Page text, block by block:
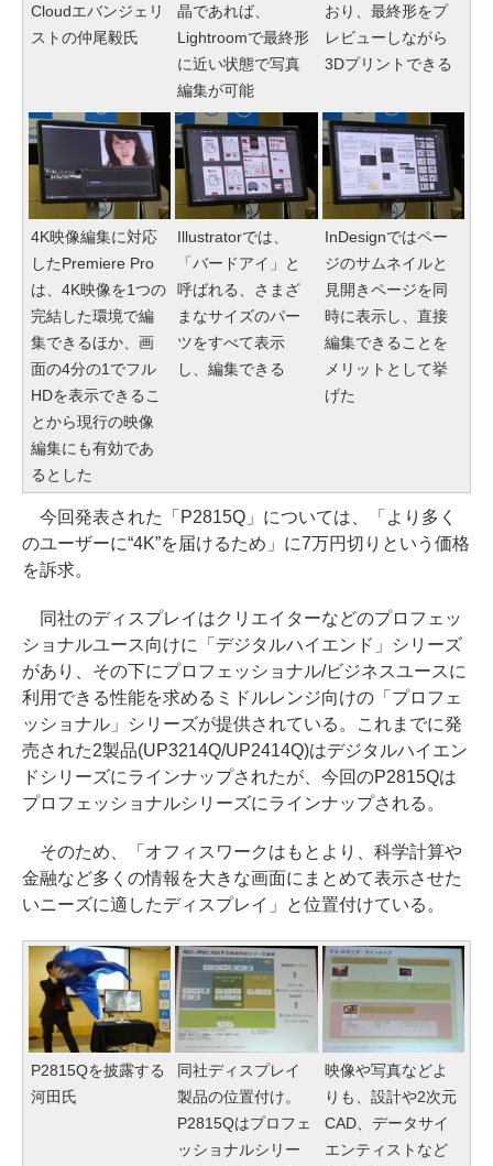
Cloudエバンジェリ
ストの仲尾毅氏
晶であれば、
Lightroomで最終形
に近い状態で写真
編集が可能
おり、最終形をプ
レビューしながら
3Dプリントできる
4K映像編集に対応
したPremiere Pro
は、4K映像を1つの
完結した環境で編
集できるほか、画
面の4分の1でフル
HDを表示できるこ
とから現行の映像
編集にも有効であ
るとした
Illustratorでは、
「バードアイ」と
呼ばれる、さまざ
まなサイズのパー
ツをすべて表示
し、編集できる
InDesignではペー
ジのサムネイルと
見開きページを同
時に表示し、直接
編集できることを
メリットとして挙
げた
今回発表された「P2815Q」については、「より多く
のユーザーに“4K”を届けるため」に7万円切りという価格
を訴求。
同社のディスプレイはクリエイターなどのプロフェッ
ショナルユース向けに「デジタルハイエンド」シリーズ
があり、その下にプロフェッショナル/ビジネスユースに
利用できる性能を求めるミドルレンジ向けの「プロフェ
ッショナル」シリーズが提供されている。これまでに発
売された2製品(UP3214Q/UP2414Q)はデジタルハイエン
ドシリーズにラインナップされたが、今回のP2815Qは
プロフェッショナルシリーズにラインナップされる。
そのため、「オフィスワークはもとより、科学計算や
金融など多くの情報を大きな画面にまとめて表示させた
いニーズに適したディスプレイ」と位置付けている。
P2815Qを披露する
河田氏
同社ディスプレイ
製品の位置付け。
P2815Qはプロフェ
ッショナルシリー
映像や写真などよ
りも、設計や2次元
CAD、データサイ
エンティストなど